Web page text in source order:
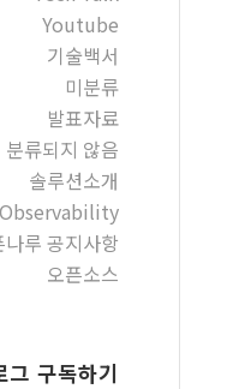
Youtube
기술백서
미분류
발표자료
분류되지 않음
솔루션소개
나루 공지사항
오픈소스
그 구독하기